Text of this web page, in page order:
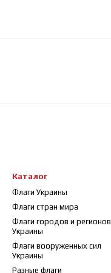
Каталог
Флаги Украины
Флаги стран мира
Флаги городов и регионов
Украины
Флаги вооруженных сил
Украины
Разные флаги